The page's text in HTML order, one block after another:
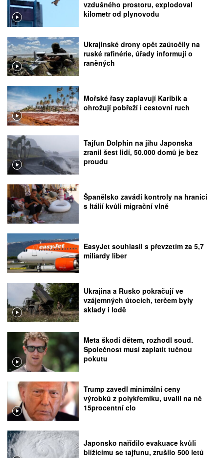
vzdušného prostoru, explodoval
kilometr od plynovodu
Ukrajinské drony opět zaútočily na
ruské rafinérie, úřady informují o
raněných
Mořské řasy zaplavují Karibik a
ohrožují pobřeží i cestovní ruch
Tajfun Dolphin na jihu Japonska
zranil šest lidí, 50.000 domů je bez
proudu
Španělsko zavádí kontroly na hranici
s Itálií kvůli migrační vlně
EasyJet souhlasil s převzetím za 5,7
miliardy liber
Ukrajina a Rusko pokračují ve
vzájemných útocích, terčem byly
sklady i lodě
Meta škodí dětem, rozhodl soud.
Společnost musí zaplatit tučnou
pokutu
Trump zavedl minimální ceny
výrobků z polykřemíku, uvalil na ně
15procentní clo
Japonsko nařídilo evakuace kvůli
blížícímu se tajfunu, zrušilo 500 letů